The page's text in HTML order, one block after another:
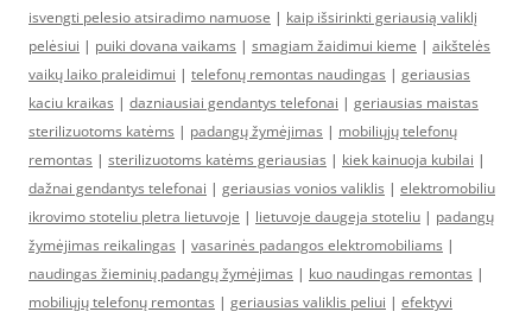
isvengti pelesio atsiradimo namuose | kaip išsirinkti geriausią valiklį
pelėsiui | puiki dovana vaikams | smagiam žaidimui kieme | aikštelės
vaikų laiko praleidimui | telefonų remontas naudingas | geriausias
kaciu kraikas | dazniausiai gendantys telefonai | geriausias maistas
sterilizuotoms katėms | padangų žymėjimas | mobiliųjų telefonų
remontas | sterilizuotoms katėms geriausias | kiek kainuoja kubilai |
dažnai gendantys telefonai | geriausias vonios valiklis | elektromobiliu
ikrovimo stoteliu pletra lietuvoje | lietuvoje daugeja stoteliu | padangų
žymėjimas reikalingas | vasarinės padangos elektromobiliams |
naudingas žieminių padangų žymėjimas | kuo naudingas remontas |
mobiliųjų telefonų remontas | geriausias valiklis peliui | efektyvi